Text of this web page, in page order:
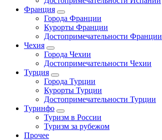
Франция
Города Франции
Курорты Франции
Достопримечательности Франции
Чехия
Города Чехии
Достопримечательности Чехии
Турция
Города Турции
Курорты Турции
Достопримечательности Турции
Туринфо
Туризм в России
Туризм за рубежом
Прочее